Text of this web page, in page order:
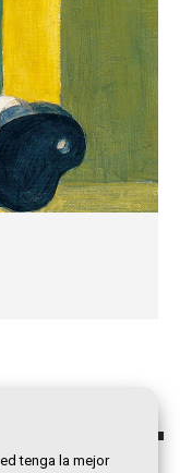
tenga la mejor